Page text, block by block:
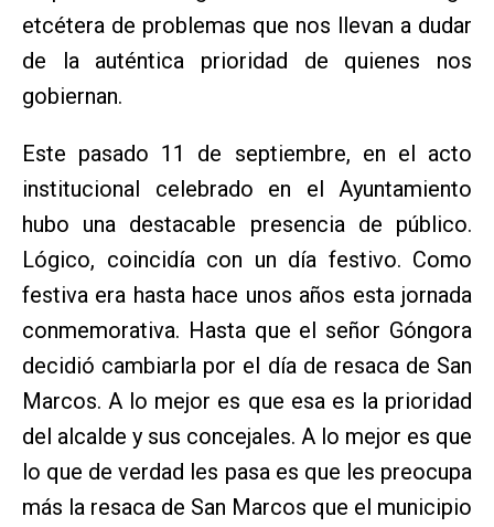
etcétera de problemas que nos llevan a dudar
de la auténtica prioridad de quienes nos
gobiernan.
Este pasado 11 de septiembre, en el acto
institucional celebrado en el Ayuntamiento
hubo una destacable presencia de público.
Lógico, coincidía con un día festivo. Como
festiva era hasta hace unos años esta jornada
conmemorativa. Hasta que el señor Góngora
decidió cambiarla por el día de resaca de San
Marcos. A lo mejor es que esa es la prioridad
del alcalde y sus concejales. A lo mejor es que
lo que de verdad les pasa es que les preocupa
más la resaca de San Marcos que el municipio